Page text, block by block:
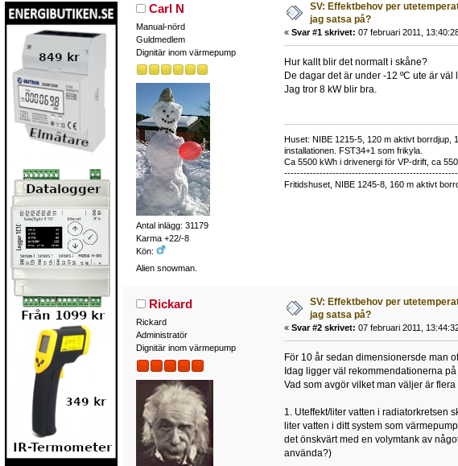
Carl N
Manual-nörd
Guldmedlem
Dignitär inom värmepump
Antal inlägg: 31179
Karma +22/-8
Kön:
Alien snowman.
SV: Effektbehov per
jag satsa på?
« Svar #1 skrivet: 07 februari 2011,
Hur kallt blir det normalt i skåne?
De dagar det är under -12 ºC ute är väl
Jag tror 8 kW blir bra.
Huset: NIBE 1215-5, 120 m aktivt borrdjup,
installationen. FST34+1 som frikyla.
Ca 5500 kWh i drivenergi för VP-drift, ca
Fritidshuset, NIBE 1245-8, 160 m aktivt
Rickard
Rickard
Administratör
Dignitär inom värmepump
SV: Effektbehov per
jag satsa på?
« Svar #2 skrivet: 07 februari 2011,
För 10 år sedan dimensionersde man
Idag ligger väl rekommendationerna
Vad som avgör vilket man väljer är
1. Uteffekt/liter vatten i radiatorkretsen
liter vatten i ditt system som
det önskvärt med en volymtank av
använda?)